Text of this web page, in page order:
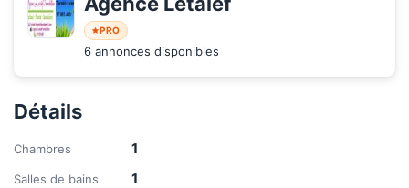
PRO
6 annonces disponibles
Détails
Chambres 1
Salles de bains 1